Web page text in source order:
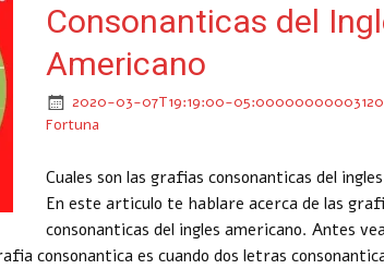
Consonanticas del
Americano
2020-03-07T19:19:00-
Fortuna
Cuales son las grafias consonanticas del
En este articulo te hablare acerca de las
consonanticas del ingles americano. Antes
consonantica es cuando dos letras